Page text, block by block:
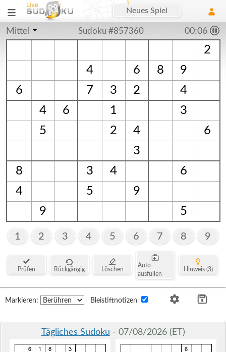
Neues Spiel
Mittel Sudoku #857360 00:06
2
4
6 8
9
6
7 3 2
4
4
6 1
3
5
2 4
6
3
8
3 4
6
4
5
9
9
5
1 2 3 4 5 6 7 8 9
Prüfen Rückgängig Löschen
Auto
ausfüllen
Hinweis (3)
Markieren: Bleistiftnotizen
Tägliches Sudoku - 07/08/2026 (ET)